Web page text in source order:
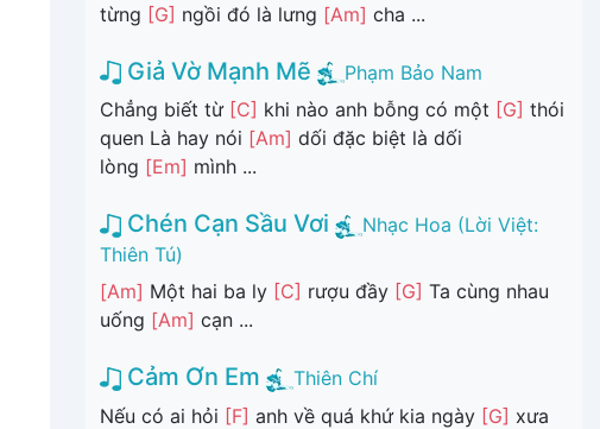
từng [G] ngồi đó là lưng [Am] cha ...
Giả Vờ Mạnh Mẽ
Phạm Bảo Nam
Chẳng biết từ [C] khi nào anh bỗng có một [G] thói
quen Là hay nói [Am] dối đặc biệt là dối
lòng [Em] mình ...
Chén Cạn Sầu Vơi
Nhạc Hoa (Lời Việt:
Thiên Tú)
[Am] Một hai ba ly [C] rượu đầy [G] Ta cùng nhau
uống [Am] cạn ...
Cảm Ơn Em
Thiên Chí
Nếu có ai hỏi [F] anh về quá khứ kia ngày [G] xưa